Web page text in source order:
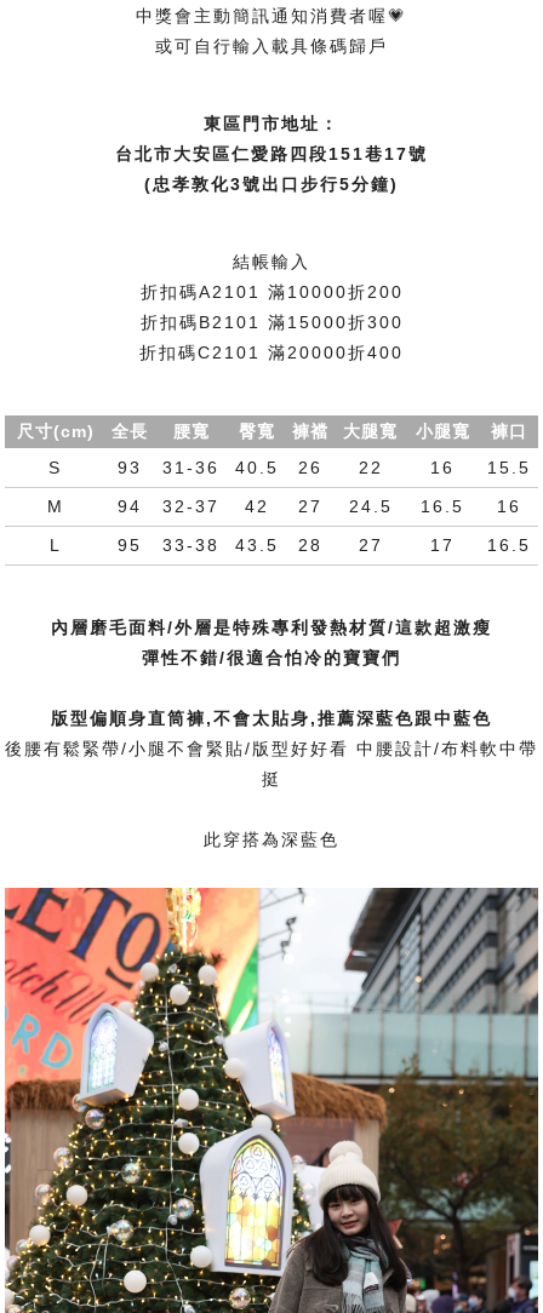
中獎會主動簡訊通知消費者喔💗
或可自行輸入載具條碼歸戶
東區門市地址：
台北市大安區仁愛路四段151巷17號
(忠孝敦化3號出口步行5分鐘)
結帳輸入
折扣碼A2101 滿10000折200
折扣碼B2101 滿15000折300
折扣碼C2101 滿20000折400
尺寸(cm) 全長 腰寬 臀寬 褲襠 大腿寬 小腿寬
褲口
S
93 31-36 40.5 26 22 16
15.5
M
94 32-37 42 27 24.5 16.5
16
L
95 33-38 43.5 28 27 17 16.5
內層磨毛面料/外層是特殊專利發熱材質/這款超激瘦
彈性不錯/很適合怕冷的寶寶們
版型偏順身直筒褲,不會太貼身,推薦深藍色跟中藍色
後腰有鬆緊帶/小腿不會緊貼/版型好好看 中腰設計/布料軟中帶
挺
此穿搭為深藍色